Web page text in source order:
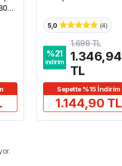
5,0 (4)
%21
indirim
1.699 TL
1.346,94
TL
Sepette %15 İndirim
1.144,90 TL